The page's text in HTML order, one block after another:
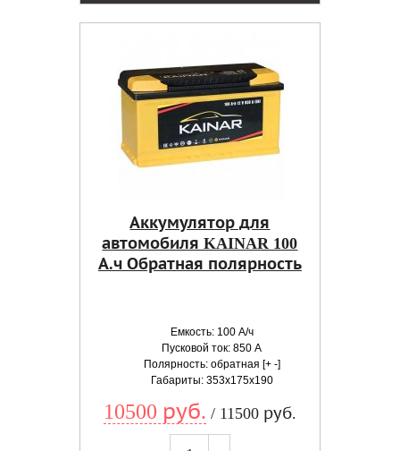
Аккумулятор для
автомобиля KAINAR 100
А.ч Обратная полярность
Емкость: 100 А/ч
Пусковой ток: 850 А
Полярность: обратная [+ -]
Габариты: 353x175x190
10500 руб. / 11500 руб.